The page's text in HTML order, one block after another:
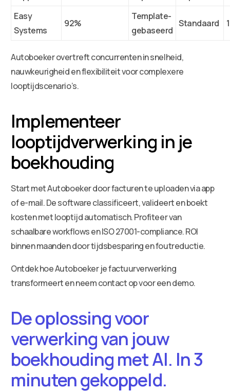
Easy
Systems
92%
Template-
gebaseerd
Standaard
Autoboeker overtreft concurrenten in snelheid,
nauwkeurigheid en flexibiliteit voor complexere
looptijdscenario’s.
Implementeer
looptijdverwerking in je
boekhouding
Start met Autoboeker door facturen te uploaden via app
of e-mail. De software classificeert, valideert en boekt
kosten met looptijd automatisch. Profiteer van
schaalbare workflows en ISO 27001-compliance. ROI
binnen maanden door tijdsbesparing en foutreductie.
Ontdek hoe Autoboeker je factuurverwerking
transformeert en neem contact op voor een demo.
De oplossing voor
verwerking van jouw
boekhouding met AI. In 3
minuten gekoppeld.